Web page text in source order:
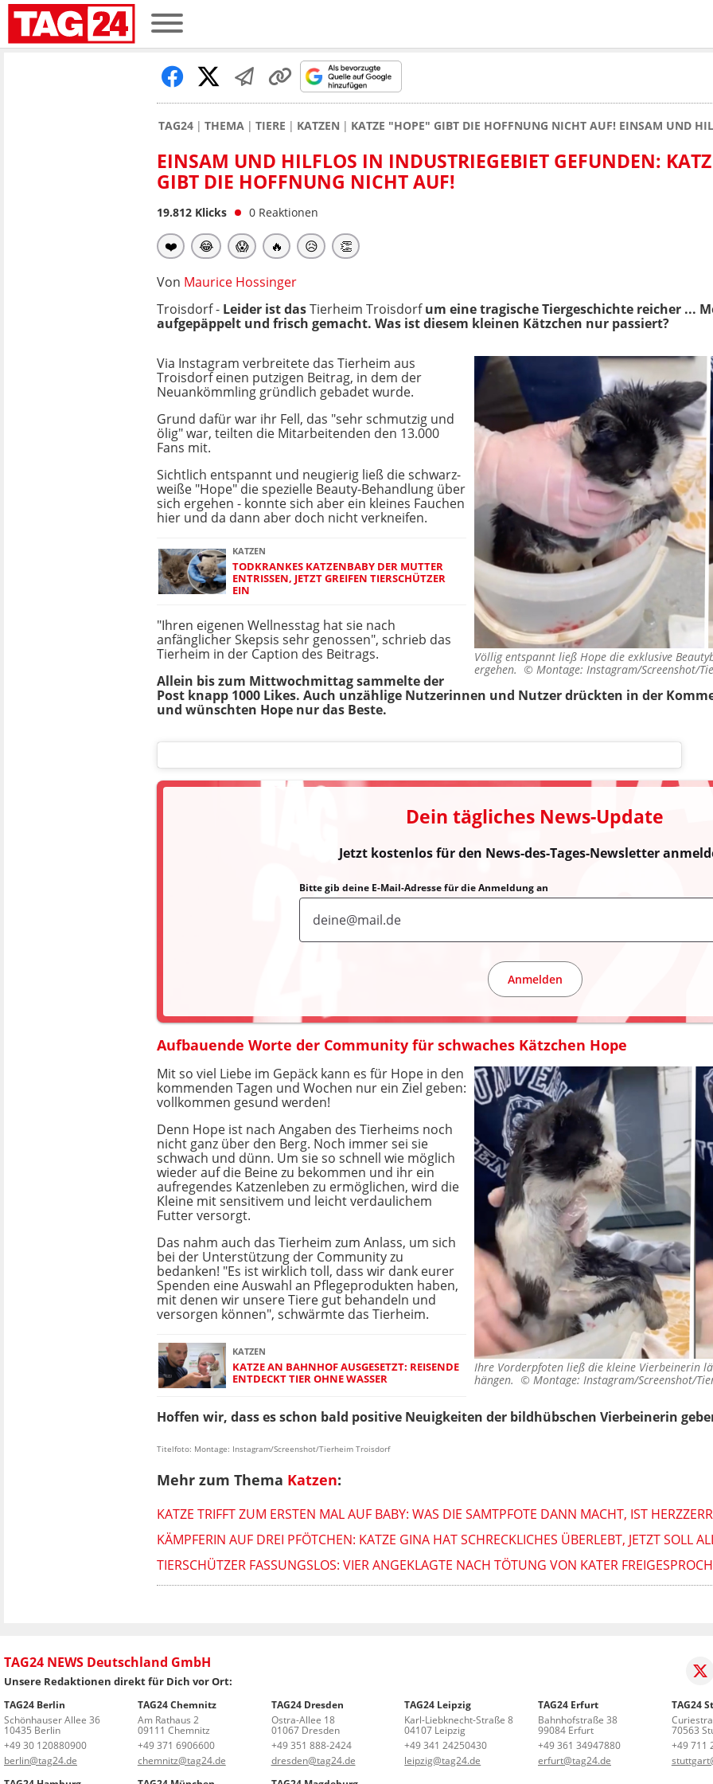
TAG24 THEMA TIERE KATZEN KATZE "HOPE" GIBT DIE HOFFNUNG NICHT AUF! EINSAM UND
EINSAM UND HILFLOS IN INDUSTRIEGEBIET GEFUNDEN:
GIBT DIE HOFFNUNG NICHT AUF!
19.812 Klicks 0 Reaktionen
❤️ 😂 😱 🔥 😥 👏
Von Maurice Hossinger
Troisdorf - Leider ist dasTierheim Troisdorfum eine tragische Tiergeschichte reicher ...
aufgepäppelt und frisch gemacht. Was ist diesem kleinen Kätzchen nur passiert?
Völlig entspannt ließ Hope die exklusive
ergehen. © Montage: Instagram/Screenshot/
Via Instagram verbreitete das Tierheim aus
Troisdorf einen putzigen Beitrag, in dem der
Neuankömmling gründlich gebadet wurde.
Grund dafür war ihr Fell, das "sehr schmutzig und
ölig" war, teilten die Mitarbeitenden den 13.000
Fans mit.
Sichtlich entspannt und neugierig ließ die schwarz-
weiße "Hope" die spezielle Beauty-Behandlung über
sich ergehen - konnte sich aber ein kleines Fauchen
hier und da dann aber doch nicht verkneifen.
KATZEN
TODKRANKES KATZENBABY DER MUTTER
ENTRISSEN, JETZT GREIFEN TIERSCHÜTZER
EIN
"Ihren eigenen Wellnesstag hat sie nach
anfänglicher Skepsis sehr genossen", schrieb das
Tierheim in der Caption des Beitrags.
Allein bis zum Mittwochmittag sammelte der
Post knapp 1000 Likes. Auch unzählige Nutzerinnen und Nutzer drückten in der
und wünschten Hope nur das Beste.
Dein tägliches News-Update
Jetzt kostenlos für den News-des-Tages-Newsletter
Bitte gib deine E-Mail-Adresse für die Anmeldung an
Anmelden
Aufbauende Worte der Community für schwaches Kätzchen Hope
Ihre Vorderpfoten ließ die kleine Vierbeinerin
hängen. © Montage: Instagram/Screenshot/
Mit so viel Liebe im Gepäck kann es für Hope in den
kommenden Tagen und Wochen nur ein Ziel geben:
vollkommen gesund werden!
Denn Hope ist nach Angaben des Tierheims noch
nicht ganz über den Berg. Noch immer sei sie
schwach und dünn. Um sie so schnell wie möglich
wieder auf die Beine zu bekommen und ihr ein
aufregendes Katzenleben zu ermöglichen, wird die
Kleine mit sensitivem und leicht verdaulichem
Futter versorgt.
Das nahm auch das Tierheim zum Anlass, um sich
bei der Unterstützung der Community zu
bedanken! "Es ist wirklich toll, dass wir dank eurer
Spenden eine Auswahl an Pflegeprodukten haben,
mit denen wir unsere Tiere gut behandeln und
versorgen können", schwärmte das Tierheim.
KATZEN
KATZE AN BAHNHOF AUSGESETZT: REISENDE
ENTDECKT TIER OHNE WASSER
Hoffen wir, dass es schon bald positive Neuigkeiten der bildhübschen Vierbeinerin
Titelfoto: Montage: Instagram/Screenshot/Tierheim Troisdorf
Mehr zum Thema Katzen:
KATZE TRIFFT ZUM ERSTEN MAL AUF BABY: WAS DIE SAMTPFOTE DANN MACHT, IST
KÄMPFERIN AUF DREI PFÖTCHEN: KATZE GINA HAT SCHRECKLICHES ÜBERLEBT, JETZT SOLL
TIERSCHÜTZER FASSUNGSLOS: VIER ANGEKLAGTE NACH TÖTUNG VON KATER
TAG24 NEWS Deutschland GmbH
Unsere Redaktionen direkt für Dich vor Ort:
TAG24 Berlin
Schönhauser Allee 36
10435 Berlin
+49 30 120880900
berlin@tag24.de
TAG24 Chemnitz
Am Rathaus 2
09111 Chemnitz
+49 371 6906600
chemnitz@tag24.de
TAG24 Dresden
Ostra-Allee 18
01067 Dresden
+49 351 888-2424
dresden@tag24.de
TAG24 Leipzig
Karl-Liebknecht-Straße 8
04107 Leipzig
+49 341 24250430
leipzig@tag24.de
TAG24 Erfurt
Bahnhofstraße 38
99084 Erfurt
+49 361 34947880
erfurt@tag24.de
TAG24
70563
+49 711